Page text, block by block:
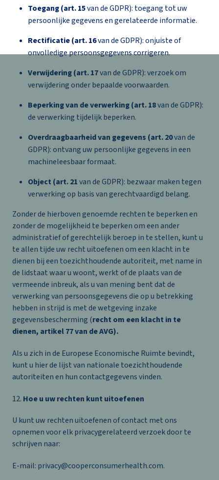
Toegang (art. 15van de GDPR): toegang tot uw
persoonlijke gegevens en gerelateerde informatie.
Rectificatie (art. 16van de GDPR): onjuiste of
onvolledige persoonsgegevens corrigeren.
Verwijdering (art. 17van de GDPR): verzoek om
verwijdering onder bepaalde voorwaarden.
Beperking van de verwerking (art. 18van de GDPR):
de verwerking tijdelijk beperken.
Overdraagbaarheid van gegevens (art. 20van de
GDPR): ontvang uw persoonlijke gegevens in een
machineleesbaar formaat.
Object (art. 21van de GDPR): bezwaar maken tegen
verwerking op basis van gerechtvaardigd belang.
Zonder de hierboven genoemde rechten te beperken en
zonder de mogelijkheid te beperken om een ander
administratief of gerechtelijk beroep in te stellen, kunt u
te allen tijde uw recht uitoefenen om een klacht in te
dienen bij een toezichthoudende autoriteit, met name in
de lidstaat waar u woont, werkt of de plaats van de
vermeende inbreuk, als u van mening bent dat de
verwerking van persoonsgegevens die op u betrekking
hebben in strijd is met de wetgeving inzake
gegevensbescherming (recht om een klacht in te
dienen, artikel 77 van de AVG).
Als u zich in de Europese Economische Ruimte bevindt,
kunt u hierde lijst van nationale toezichthoudende
autoriteiten en hun contactgegevens vinden.
12. Hoe u uw rechten kunt uitoefenen
U kunt uw rechten uitoefenen of contact met ons
opnemen voor elk privacygerelateerd verzoek door te
schrijven naar:
E-mail: privacy@cooperconsumerhealth.com.